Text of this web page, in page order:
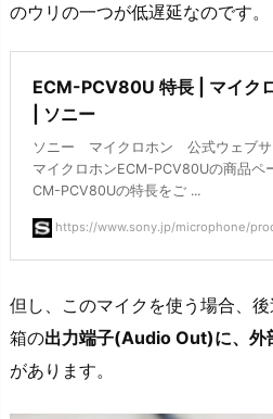
のウリの一つが低遅延なのです。
ECM-PCV80U 特長 | マイク
| ソニー
ソニー マイクロホン 公式ウェブサ
マイクロホンECM-PCV80Uの商品ペ
CM-PCV80Uの特長をご ...
https://www.sony.jp/microphone/
但し、このマイクを使う場合、
箱の出力端子(Audio Out)に、外
があります。